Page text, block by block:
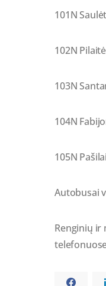
101N
102N
103N
104N
105N
Autobusai
Renginių